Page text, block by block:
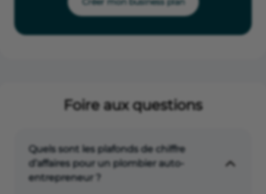
Foire aux questions
Quels sont les plafonds de chiffre
d’affaires pour un plombier auto-
entrepreneur ?